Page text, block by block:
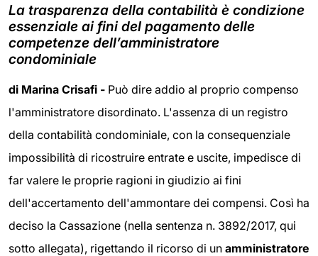
La trasparenza della contabilità è condizione
essenziale ai fini del pagamento delle
competenze dell’amministratore
condominiale
di Marina Crisafi - Può dire addio al proprio compenso
l'amministratore disordinato. L'assenza di un registro
della contabilità condominiale, con la consequenziale
impossibilità di ricostruire entrate e uscite, impedisce di
far valere le proprie ragioni in giudizio ai fini
dell'accertamento dell'ammontare dei compensi. Così ha
deciso la Cassazione (nella sentenza n. 3892/2017, qui
sotto allegata), rigettando il ricorso di un amministratore